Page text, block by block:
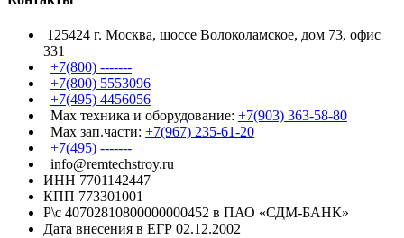
125424 г. Москва, шоссе Волоколамское, дом 73, офис
331
+7(800) -------
+7(800) 5553096
+7(495) 4456056
Max техника и оборудование: +7(903) 363-58-80
Max зап.части: +7(967) 235-61-20
+7(495) -------
info@remtechstroy.ru
ИНН 7701142447
КПП 773301001
Р\с 40702810800000000452 в ПАО «СДМ-БАНК»
Дата внесения в ЕГР 02.12.2002